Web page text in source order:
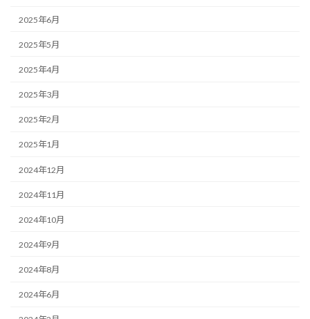
2025年6月
2025年5月
2025年4月
2025年3月
2025年2月
2025年1月
2024年12月
2024年11月
2024年10月
2024年9月
2024年8月
2024年6月